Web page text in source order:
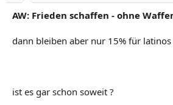
AW: Frieden schaffen - ohne
dann bleiben aber nur 15% für
ist es gar schon soweit ?